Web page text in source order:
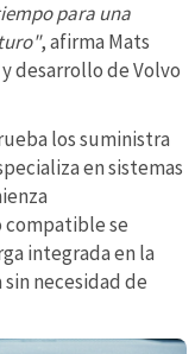
para una
, afirma Mats
desarrollo de Volvo
los suministra
en sistemas
se
integrada en la
necesidad de